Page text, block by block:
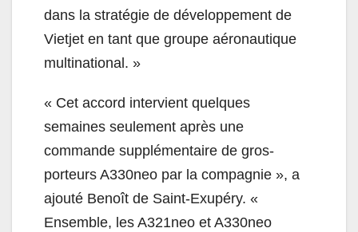
dans la stratégie de développement de
Vietjet en tant que groupe aéronautique
multinational. »
« Cet accord intervient quelques
semaines seulement après une
commande supplémentaire de gros-
porteurs A330neo par la compagnie », a
ajouté Benoît de Saint-Exupéry. «
Ensemble, les A321neo et A330neo